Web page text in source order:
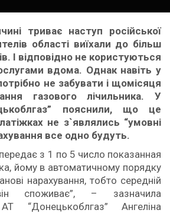
триває наступ російської
області виїхали до більш
І відповідно не користуються
вдома. Однак навіть у
не забувати і щомісяця
газового лічильника. У
пояснили, що це
не з`являлись “умовні
все одно будуть.
з 1 по 5 число показанная
йому в автоматичному порядку
нарахування, тобто середній
споживає”, – зазначила
“Донецькоблгаз” Ангеліна